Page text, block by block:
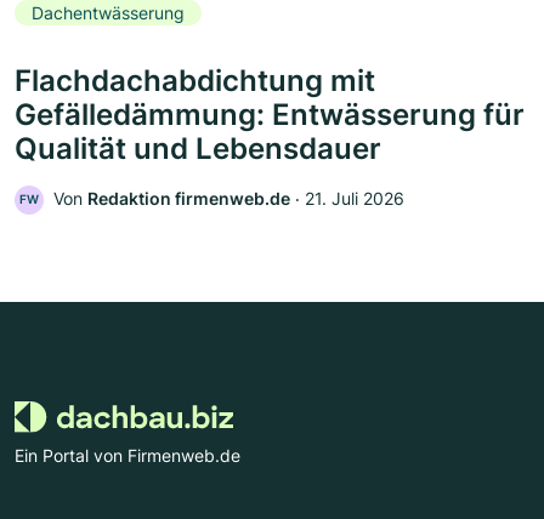
Dachentwässerung
Flachdachabdichtung mit
Gefälledämmung: Entwässerung für
Qualität und Lebensdauer
FW Von Redaktion firmenweb.de ‧ 21. Juli 2026
Ein Portal von Firmenweb.de